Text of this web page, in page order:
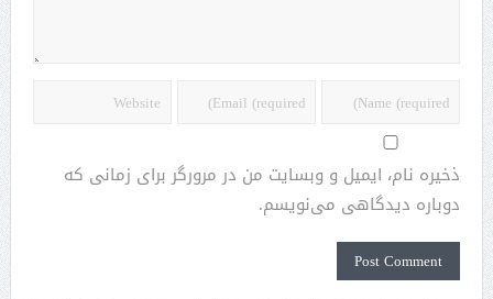
ذخیره نام، ایمیل و وبسایت من در مرورگر برای زمانی که
دوباره دیدگاهی می‌نویسم.